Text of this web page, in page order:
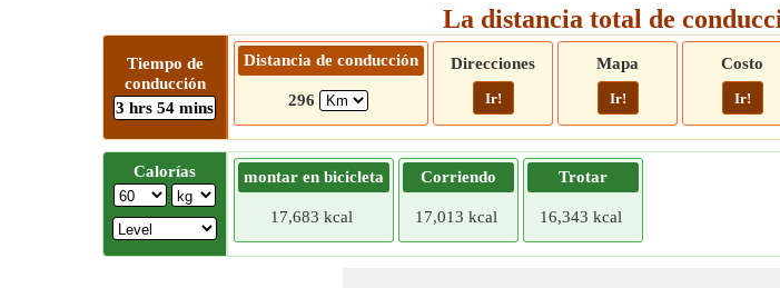
La distancia total de
Tiempo de
conducción
3 hrs 54 mins
Distancia de conducción
296
Direcciones
Ir!
Mapa
Ir!
Costo
Ir!
Calorías montar en bicicleta
17,683 kcal
Corriendo
17,013 kcal
Trotar
16,343 kcal